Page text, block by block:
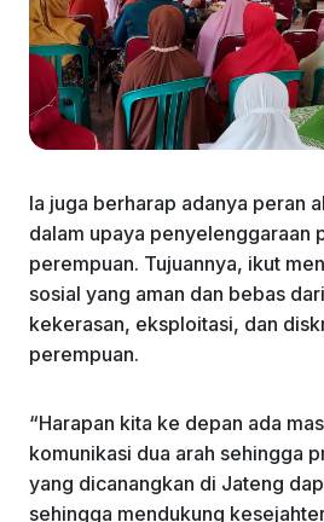
Ia juga berharap adanya peran
dalam upaya penyelenggaraan
perempuan. Tujuannya, ikut
sosial yang aman dan bebas
kekerasan, eksploitasi, dan
perempuan.
“Harapan kita ke depan ada
komunikasi dua arah sehingga
yang dicanangkan di Jateng
sehingga mendukung